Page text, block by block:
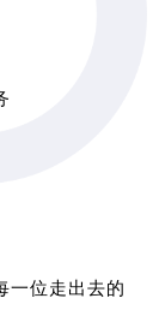
一位走出去的